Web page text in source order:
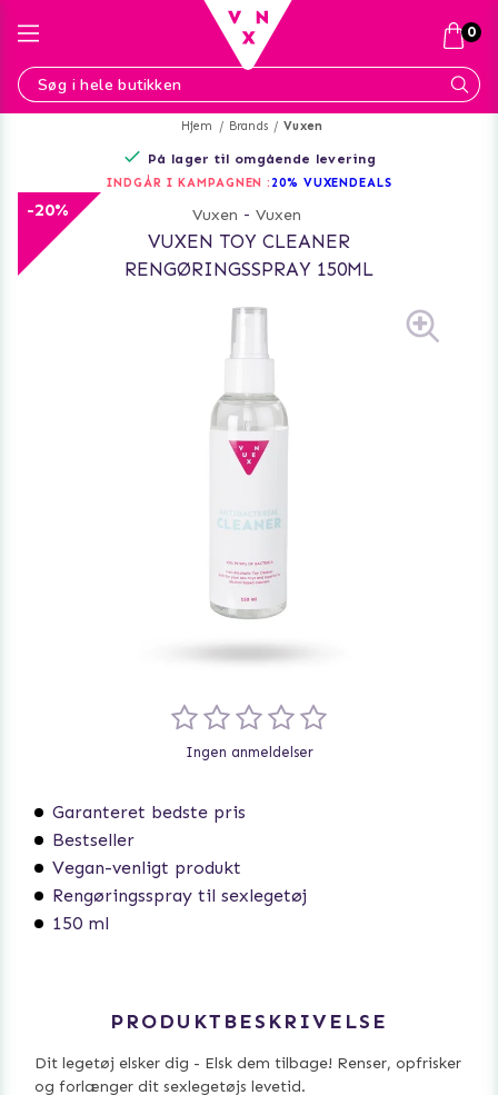
Hjem Brands Vuxen
På lager til omgående levering
INDGÅR I KAMPAGNEN : 20% VUXENDEALS
-20% Vuxen - Vuxen
VUXEN TOY CLEANER
RENGØRINGSSPRAY 150ML
Garanteret bedste pris
Bestseller
Vegan-venligt produkt
Rengøringsspray til sexlegetøj
150 ml
Ingen anmeldelser
PRODUKTBESKRIVELSE
Dit legetøj elsker dig - Elsk dem tilbage! Renser, opfrisker
og forlænger dit sexlegetøjs levetid.
0